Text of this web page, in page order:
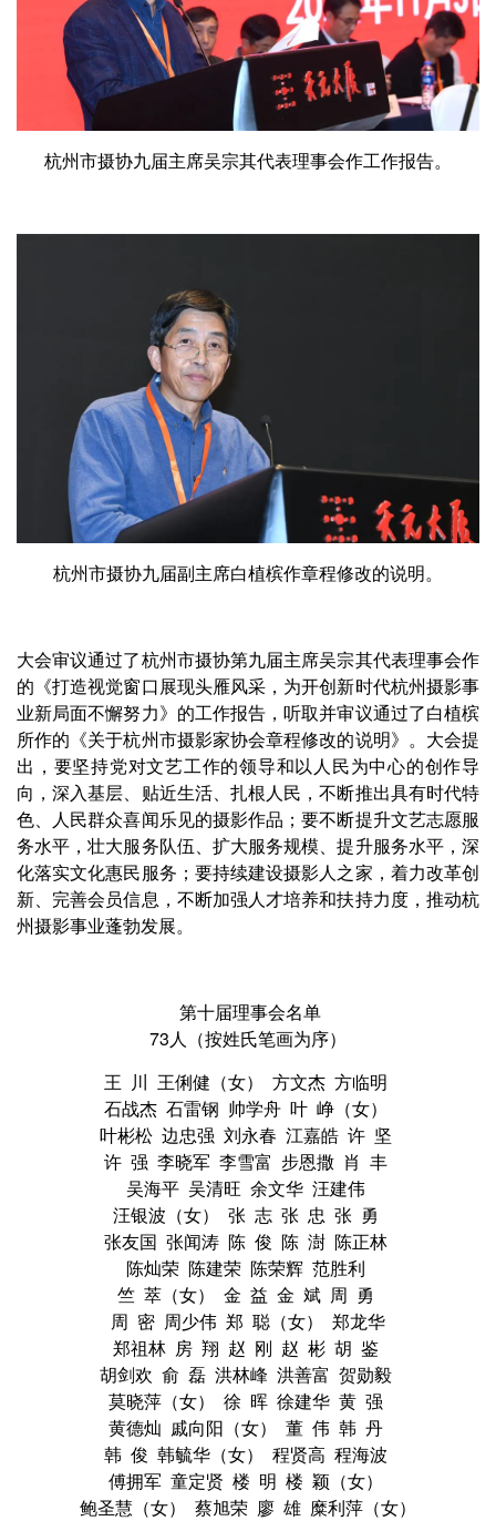
杭州市摄协九届主席吴宗其代表理事会作工作报告。
杭州市摄协九届副主席白植槟作章程修改的说明。
大会审议通过了杭州市摄协第九届主席吴宗其代表理事会作
的《打造视觉窗口展现头雁风采，为开创新时代杭州摄影事
业新局面不懈努力》的工作报告，听取并审议通过了白植槟
所作的《关于杭州市摄影家协会章程修改的说明》。大会提
出，要坚持党对文艺工作的领导和以人民为中心的创作导
向，深入基层、贴近生活、扎根人民，不断推出具有时代特
色、人民群众喜闻乐见的摄影作品；要不断提升文艺志愿服
务水平，壮大服务队伍、扩大服务规模、提升服务水平，深
化落实文化惠民服务；要持续建设摄影人之家，着力改革创
新、完善会员信息，不断加强人才培养和扶持力度，推动杭
州摄影事业蓬勃发展。
第十届理事会名单
73人（按姓氏笔画为序）
王 川 王俐健（女） 方文杰 方临明
石战杰 石雷钢 帅学舟 叶 峥（女）
叶彬松 边忠强 刘永春 江嘉皓 许 坚
许 强 李晓军 李雪富 步恩撒 肖 丰
吴海平 吴清旺 余文华 汪建伟
汪银波（女） 张 志 张 忠 张 勇
张友国 张闻涛 陈 俊 陈 澍 陈正林
陈灿荣 陈建荣 陈荣辉 范胜利
竺 萃（女） 金 益 金 斌 周 勇
周 密 周少伟 郑 聪（女） 郑龙华
郑祖林 房 翔 赵 刚 赵 彬 胡 鉴
胡剑欢 俞 磊 洪林峰 洪善富 贺勋毅
莫晓萍（女） 徐 晖 徐建华 黄 强
黄德灿 戚向阳（女） 董 伟 韩 丹
韩 俊 韩毓华（女） 程贤高 程海波
傅拥军 童定贤 楼 明 楼 颖（女）
鲍圣慧（女） 蔡旭荣 廖 雄 糜利萍（女）